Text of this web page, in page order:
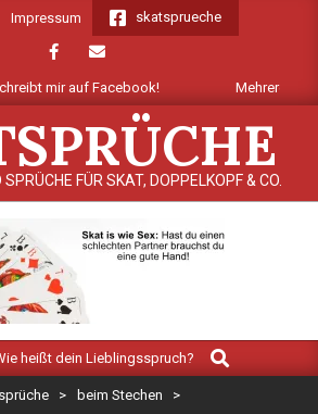
Impressum skatsprueche
mir auf Facebook! Mehrere Dutzend
FÜR SKAT, DOPPELKOPF & CO.
heißt dein Lieblingsspruch?
Search
> beim Stechen >